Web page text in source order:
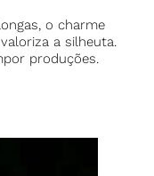
o charme
a silheuta.
produções.